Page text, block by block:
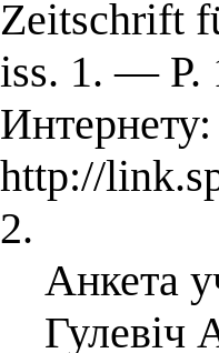
Zeitschrift
iss. 1. — P.
Интернету:
http://
2.
Анкета
Гулевіч